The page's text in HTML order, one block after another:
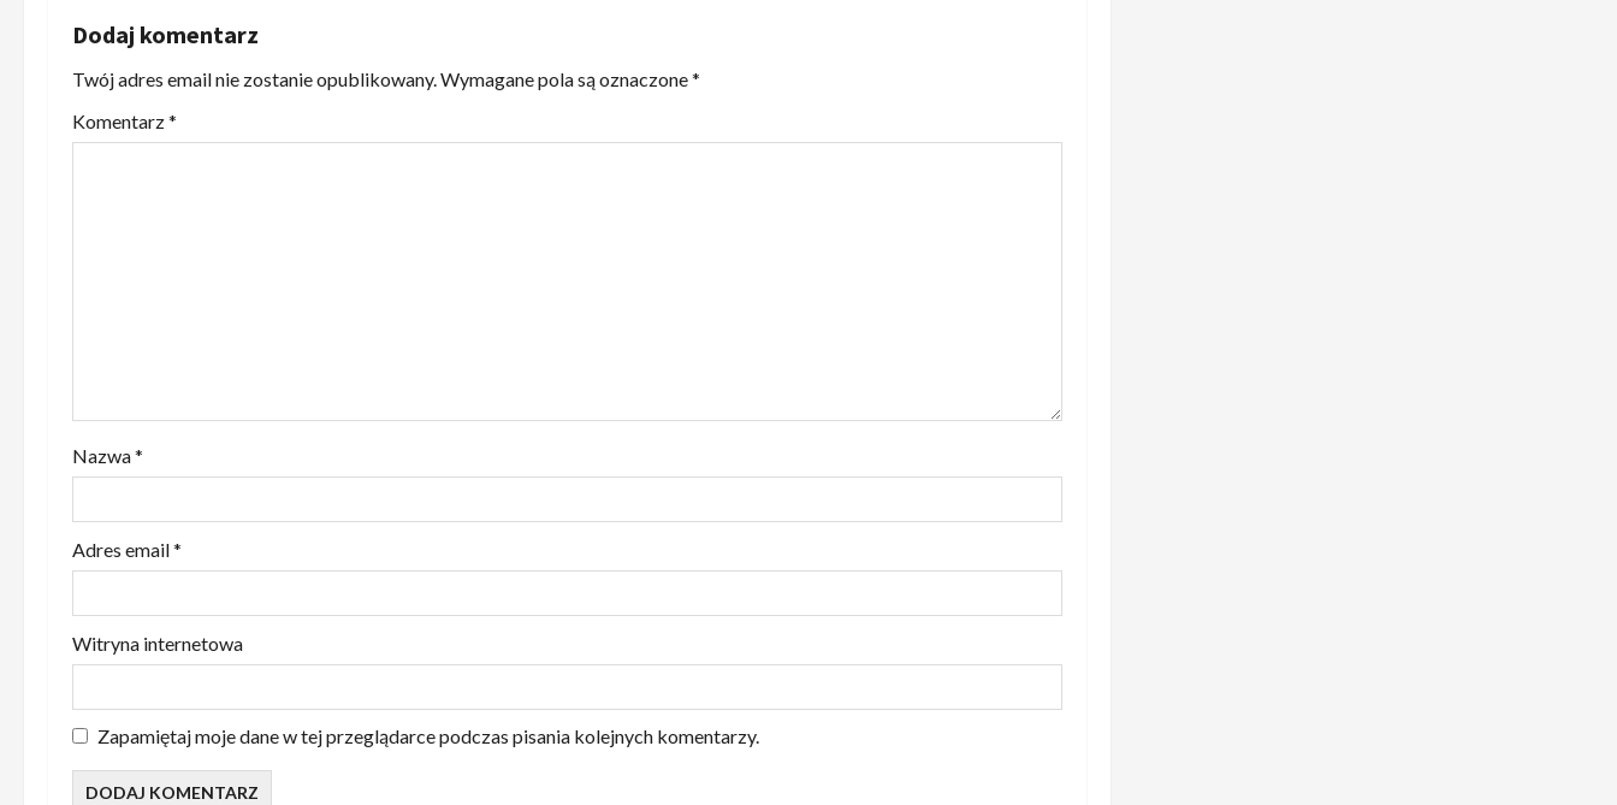
c
z
w
Dodaj komentarz
Twój adres email nie zostanie opublikowany. Wymagane pola są oznaczone*
Komentarz*
Nazwa*
Adres email*
Witryna internetowa
Zapamiętaj moje dane w tej przeglądarce podczas pisania kolejnych komentarzy.